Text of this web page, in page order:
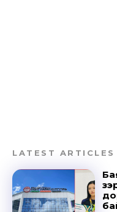
LATEST ARTICLES